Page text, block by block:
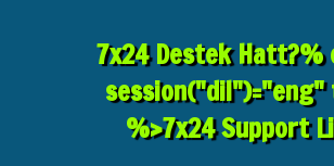
7x24 Destek Hatt?%
session("dil")="eng"
%>7x24 Support